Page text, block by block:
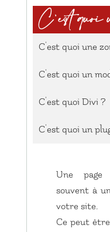
C'est quoi
C'est quoi une
C'est quoi un
C'est quoi Divi ?
C'est quoi un
Une page
souvent à
votre site.
Ce peut